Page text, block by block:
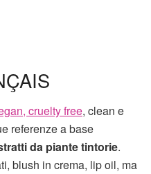
cruelty free, clean e
referenze a base
da piante tintorie.
blush in crema, lip oil, ma